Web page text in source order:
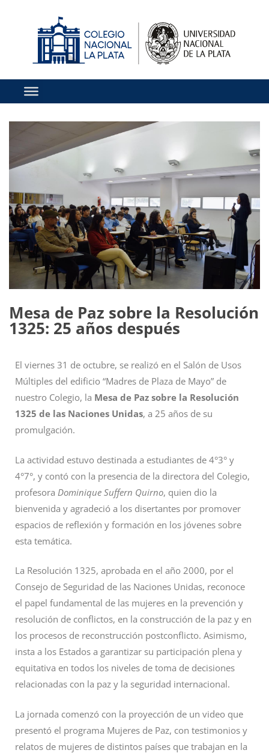
Mesa de Paz sobre la Resolución
1325: 25 años después
El viernes 31 de octubre, se realizó en el Salón de Usos
Múltiples del edificio “Madres de Plaza de Mayo” de
nuestro Colegio, la Mesa de Paz sobre la Resolución
1325 de las Naciones Unidas, a 25 años de su
promulgación.
La actividad estuvo destinada a estudiantes de 4°3° y
4°7°, y contó con la presencia de la directora del Colegio,
profesora Dominique Suffern Quirno, quien dio la
bienvenida y agradeció a los disertantes por promover
espacios de reflexión y formación en los jóvenes sobre
esta temática.
La Resolución 1325, aprobada en el año 2000, por el
Consejo de Seguridad de las Naciones Unidas, reconoce
el papel fundamental de las mujeres en la prevención y
resolución de conflictos, en la construcción de la paz y en
los procesos de reconstrucción postconflicto. Asimismo,
insta a los Estados a garantizar su participación plena y
equitativa en todos los niveles de toma de decisiones
relacionadas con la paz y la seguridad internacional.
La jornada comenzó con la proyección de un video que
presentó el programa Mujeres de Paz, con testimonios y
relatos de mujeres de distintos países que trabajan en la